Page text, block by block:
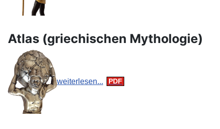
Atlas (griechischen Mythologie)
weiterlesen...